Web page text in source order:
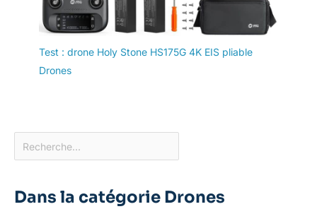
Test : drone Holy Stone HS175G 4K EIS pliable
Drones
Dans la catégorie Drones